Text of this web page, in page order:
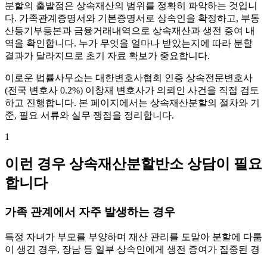
분할의 출발점은 상속재산의 범위를 정확히 파악하는 것입니
다. 가족관계증명서와 기본증명서로 상속인을 확정하고, 부동
산등기부등본과 금융거래내역으로 상속재산과 생전 증여 내
역을 확인합니다. 누가 무엇을 얼마나 받았는지에 따라 분할
결과가 달라지므로 초기 자료 확보가 중요합니다.
이로운 법률사무소는 대한변호사협회 인증 상속전문변호사
(전국 변호사 0.2%) 이창재 변호사가 의뢰인 사건을 직접 검토
하고 진행합니다. 본 페이지에서는 상속재산분할의 절차와 기
준, 필요 서류와 실무 쟁점을 정리합니다.
1
이런 경우 상속재산분할반소 상담이 필요
합니다
가족 관계에서 자주 발생하는 경우
특정 자녀가 부모를 부양하며 재산 관리를 도맡아 분할에 다툼
이 생긴 경우, 장남 등 일부 상속인에게 생전 증여가 집중된 경